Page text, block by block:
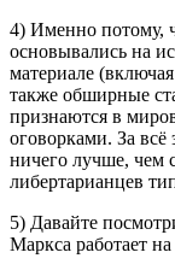
4) Именно потому,
основывались на
материале
также обширные
признаются в
оговорками. За
ничего лучше, чем
либертарианцев
5) Давайте
Маркса работает